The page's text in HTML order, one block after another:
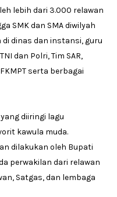
lebih dari 3.000 relawan
SMK dan SMA diwilyah
di dinas dan instansi, guru
dan Polri, Tim SAR,
serta berbagai
diiringi lagu
kawula muda.
dilakukan oleh Bupati
perwakilan dari relawan
Satgas, dan lembaga